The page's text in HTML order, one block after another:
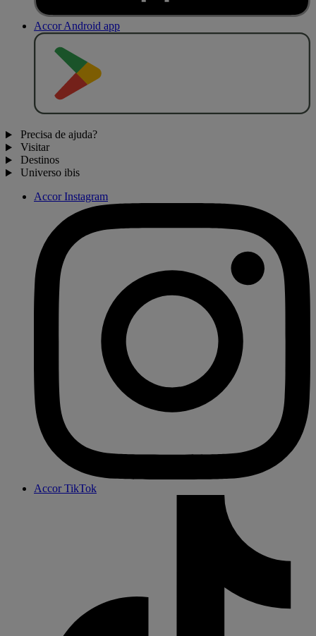
Accor Android app
Precisa de ajuda?
Visitar
Destinos
Universo ibis
Accor Instagram
Accor TikTok